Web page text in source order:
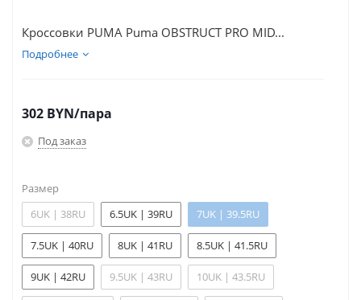
Кроссовки PUMA Puma OBSTRUCT PRO MID...
Подробнее
302 BYN/пара
Под заказ
Размер
6UK | 38RU
6.5UK | 39RU 7UK | 39.5RU
7.5UK | 40RU 8UK | 41RU 8.5UK | 41.5RU
9UK | 42RU 9.5UK | 43RU 10UK | 43.5RU